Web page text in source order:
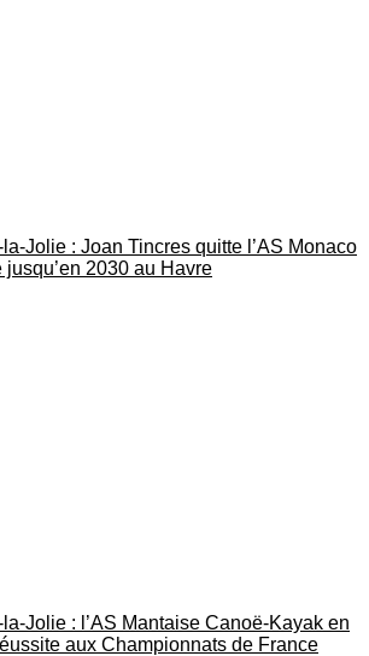
la-Jolie : Joan Tincres quitte l’AS Monaco
jusqu’en 2030 au Havre
la-Jolie : l’AS Mantaise Canoë‑Kayak en
aux Championnats de France